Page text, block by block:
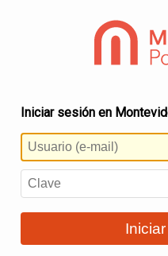
Iniciar sesión en